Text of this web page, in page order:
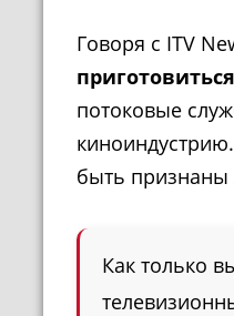
Говоря с ITV
потоковые
быть признаны
Как только